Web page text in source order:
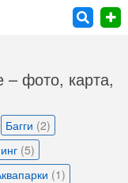
– фото, карта,
Багги (2)
(5)
(1)